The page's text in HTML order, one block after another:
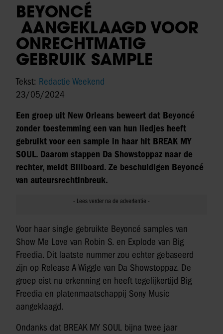
BEYONCÉ
AANGEKLAAGD VOOR
ONRECHTMATIG
GEBRUIK SAMPLE
Tekst: Redactie Weekend
23/05/2024
Een groep uit New Orleans beweert dat Beyoncé
zonder toestemming een van hun liedjes heeft
gebruikt voor een sample in haar hit BREAK MY
SOUL. Daarom stappen Da Showstoppaz naar de
rechter, meldt Billboard. Ze beschuldigen Beyoncé
van auteursrechtinbreuk.
Voor haar single gebruikte Beyoncé samples van
Show Me Love van Robin S. en Explode van Big
Freedia. Dit laatste nummer zou echter gebaseerd
zijn op Release A Wiggle van Da Showstoppaz. De
groep eist nu erkenning en heeft tegelijkertijd Big
Freedia en platenmaatschappij Sony Music
aangeklaagd.
Ondanks dat BREAK MY SOUL bijna twee jaar